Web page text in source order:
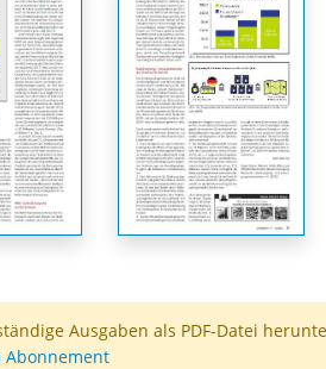
Ausgaben als PDF-Datei